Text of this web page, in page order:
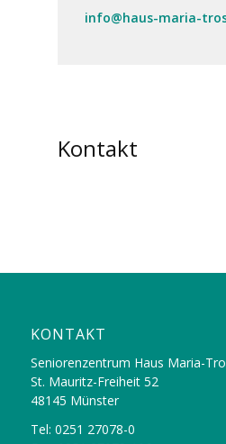
info@haus-maria-
Kontakt
KONTAKT
Seniorenzentrum Haus Maria-
St. Mauritz-Freiheit 52
48145 Münster
Tel: 0251 27078-0